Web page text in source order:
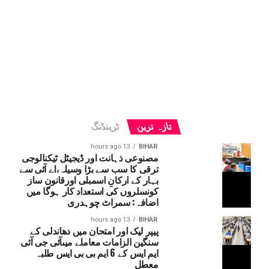
تازہ ترین ٹرینڈنگ
BIHAR
13 hours ago
مصنوعی ذہانت اور ڈیجیٹل ٹیکنالوجی
ترقی کا سب سے بڑا وسیلہ،اے آئی سے
بہار کے ارکانِ اسمبلی اورقانون ساز
کونسلروں کی استعداد کار ہوگا میں
اضافہ: سمراٹ چوہدری
BIHAR
13 hours ago
پیپر لیک اور امتحان میں دھاندلی کے
سنگین الزامات معاملے میںآئی جی آئی
ایم ایس کے 6 ایم بی بی ایس طلبہ
معطل